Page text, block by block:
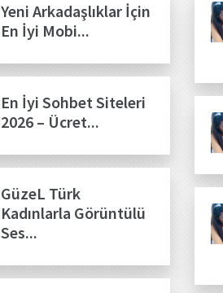
Yeni Arkadaşlıklar İçin
En İyi Mobi...
En İyi Sohbet Siteleri
2026 – Ücret...
GüzeL Türk
Kadınlarla Görüntülü
Ses...